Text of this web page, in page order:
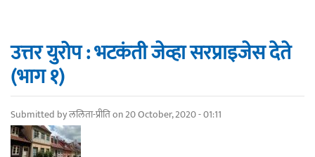
उत्तर युरोप : भटकंती जेव्हा सरप्राइजेस देते
(भाग १)
Submitted byललिता-प्रीतिon 20 October, 2020 - 01:11